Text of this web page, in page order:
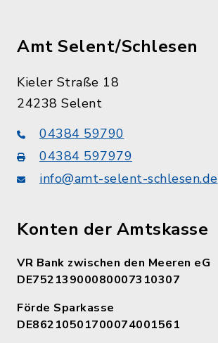
Amt Selent/Schlesen
Kieler Straße 18
24238 Selent
04384 59790
04384 597979
info@amt-selent-schlesen.de
Konten der Amtskasse
VR Bank zwischen den Meeren eG
DE75213900080007310307
Förde Sparkasse
DE86210501700074001561